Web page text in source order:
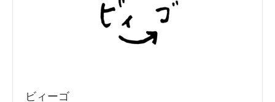
ビィーゴ